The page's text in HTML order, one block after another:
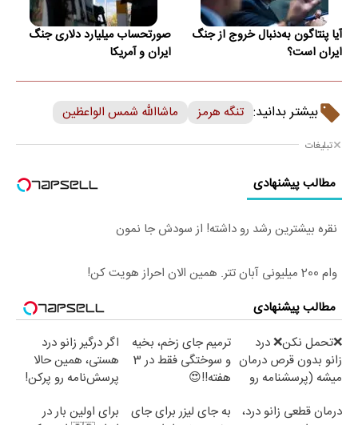
آیا پنتاگون به‌دنبال خروج از جنگ
ایران است؟
صورتحساب میلیارد دلاری جنگ
ایران و آمریکا
بیشتر بدانید: تنگه هرمز ماشاالله شمس الواعظین
تبلیغات
مطالب پیشنهادی
نقره بیشترین رشد رو داشته! از سودش جا نمون
وام 200 میلیونی آبان تتر. همین الان احراز هویت کن!
مطالب پیشنهادی
❌تحمل نکن❌ درد
زانو بدون قرص درمان
میشه (پرسشنامه رو
ترمیم جای زخم، بخیه
و سوختگی فقط در 3
هفته!!😍
اگر درگیر زانو درد
هستی، همین حالا
پرسش‌نامه رو پرکن!
درمان قطعی زانو درد، به جای لیزر برای جای
برای اولین بار در